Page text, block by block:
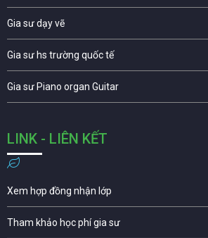
Gia sư dạy vẽ
Gia sư hs trường quốc tế
Gia sư Piano organ Guitar
LINK - LIÊN KẾT
Xem hợp đồng nhận lớp
Tham khảo học phí gia sư